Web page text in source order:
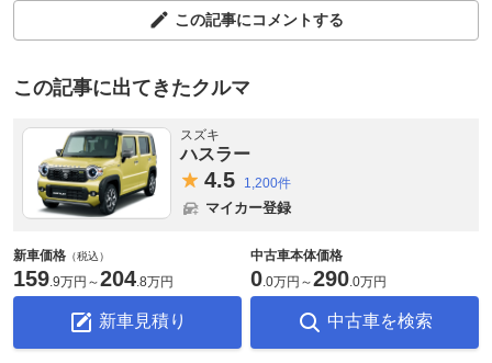
この記事にコメントする
この記事に出てきたクルマ
スズキ
ハスラー
4.5 1,200件
マイカー登録
新車価格 （税込）
159.9万円 ～204.8万円
新車見積り
中古車本体価格
0.0万円 ～290.0万円
中古車を検索